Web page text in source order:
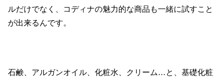
ルだけでなく、コディナの魅力的な商品も一緒に試すこと
が出来るんです。
石鹸、アルガンオイル、化粧水、クリーム…と、基礎化粧